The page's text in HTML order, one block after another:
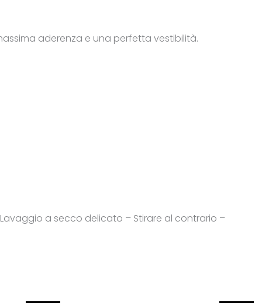
aderenza e una perfetta vestibilità.
a secco delicato – Stirare al contrario –